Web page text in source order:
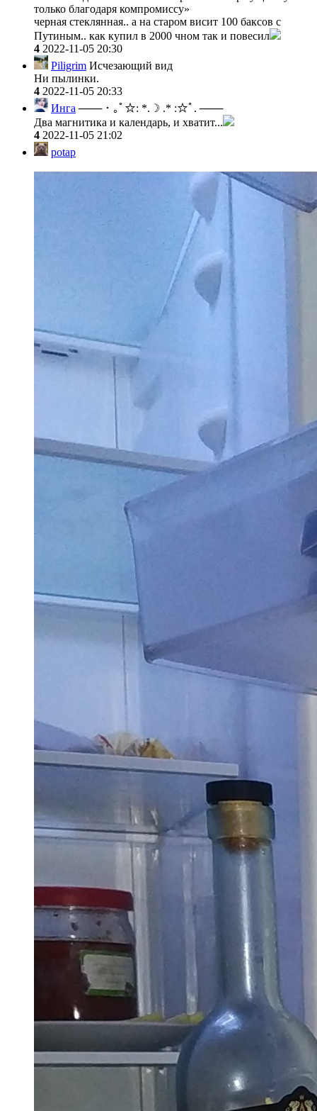
только благодаря компромиссу»
черная стеклянная.. а на старом висит 100 баксов с
Путиным.. как купил в 2000 чном так и повесил
4 2022-11-05 20:30
Piligrim Исчезающий вид
Ни пылинки.
4 2022-11-05 20:33
Инга ─── ･ ｡ﾟ☆: *.☽ .* :☆ﾟ. ───
Два магнитика и календарь, и хватит...
4 2022-11-05 21:02
potap